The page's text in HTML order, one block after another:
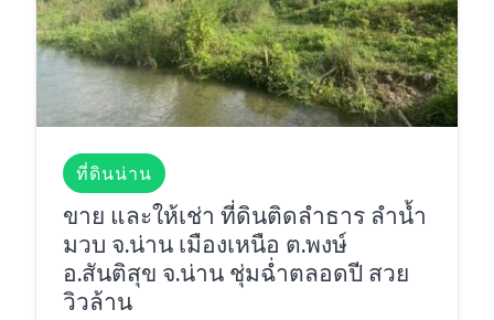
ที่ดินน่าน
ขาย และให้เช่า ที่ดินติดลำธาร ลำน้ำ
มวบ จ.น่าน เมืองเหนือ ต.พงษ์
อ.สันติสุข จ.น่าน ชุ่มฉ่ำตลอดปี สวย
วิวล้าน